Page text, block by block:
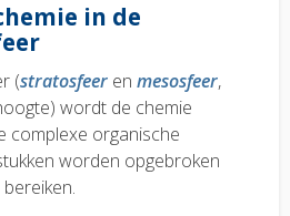
in de
(stratosfeer en mesosfeer,
wordt de chemie
complexe organische
worden opgebroken